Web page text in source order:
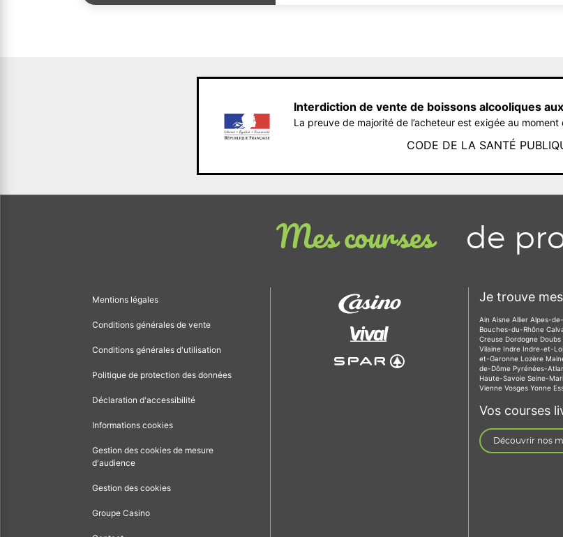
Interdiction de vente de boissons alcooliques
La preuve de majorité de l’acheteur est exigée au
CODE DE LA SANTÉ
Mes courses de
Mentions légales
Conditions générales de vente
Conditions générales d'utilisation
Politique de protection des données
Déclaration d'accessibilité
Informations cookies
Gestion des cookies de mesure
d'audience
Gestion des cookies
Groupe Casino
Je trouve
Ain Aisne Allier Alpes-
Bouches-du-Rhône
Creuse Dordogne Doubs
Vilaine Indre Indre-et-
et-Garonne Lozère
de-Dôme Pyrénées-
Haute-Savoie Seine-
Vienne Vosges Yonne
Vos courses
Découvrir nos